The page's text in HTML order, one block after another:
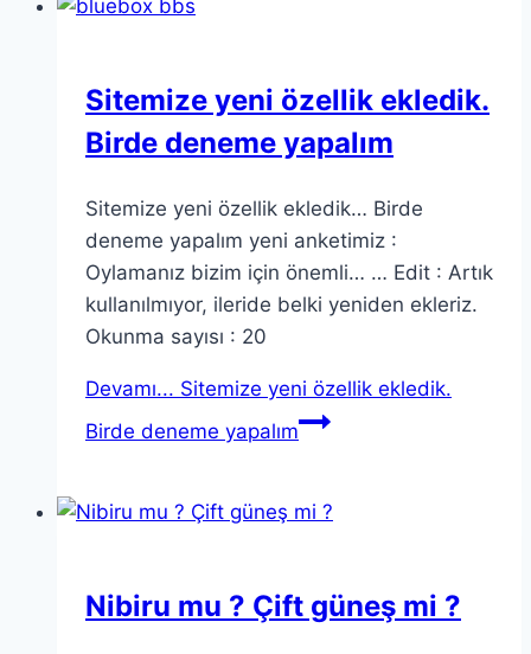
Sitemize yeni özellik ekledik.
Birde deneme yapalım
Sitemize yeni özellik ekledik… Birde
deneme yapalım yeni anketimiz :
Oylamanız bizim için önemli… … Edit : Artık
kullanılmıyor, ileride belki yeniden ekleriz.
Okunma sayısı : 20
Devamı... Sitemize yeni özellik ekledik.
Birde deneme yapalım
Nibiru mu ? Çift güneş mi ?